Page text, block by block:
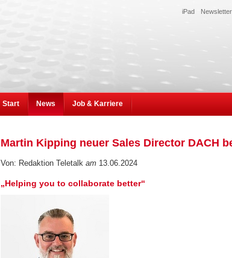
Newsletter
iPad
Start News Job & Karriere
Martin Kipping neuer Sales Director DACH
Von: Redaktion Teletalk am 13.06.2024
„Helping you to collaborate better“